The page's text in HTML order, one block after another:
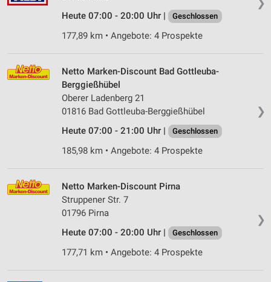
❯
Heute 07:00 - 20:00 Uhr |
Geschlossen
177,89 km • Angebote: 4 Prospekte
❯
Netto Marken-Discount Bad Gottleuba-
Berggießhübel
Oberer Ladenberg 21
01816 Bad Gottleuba-Berggießhübel
Heute 07:00 - 21:00 Uhr |
Geschlossen
185,98 km • Angebote: 4 Prospekte
❯
Netto Marken-Discount Pirna
Struppener Str. 7
01796 Pirna
Heute 07:00 - 20:00 Uhr |
Geschlossen
177,71 km • Angebote: 4 Prospekte